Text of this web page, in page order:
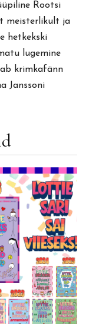
Rootsi
meisterlikult ja
hetkekski
lugemine
krimkafänn
Janssoni